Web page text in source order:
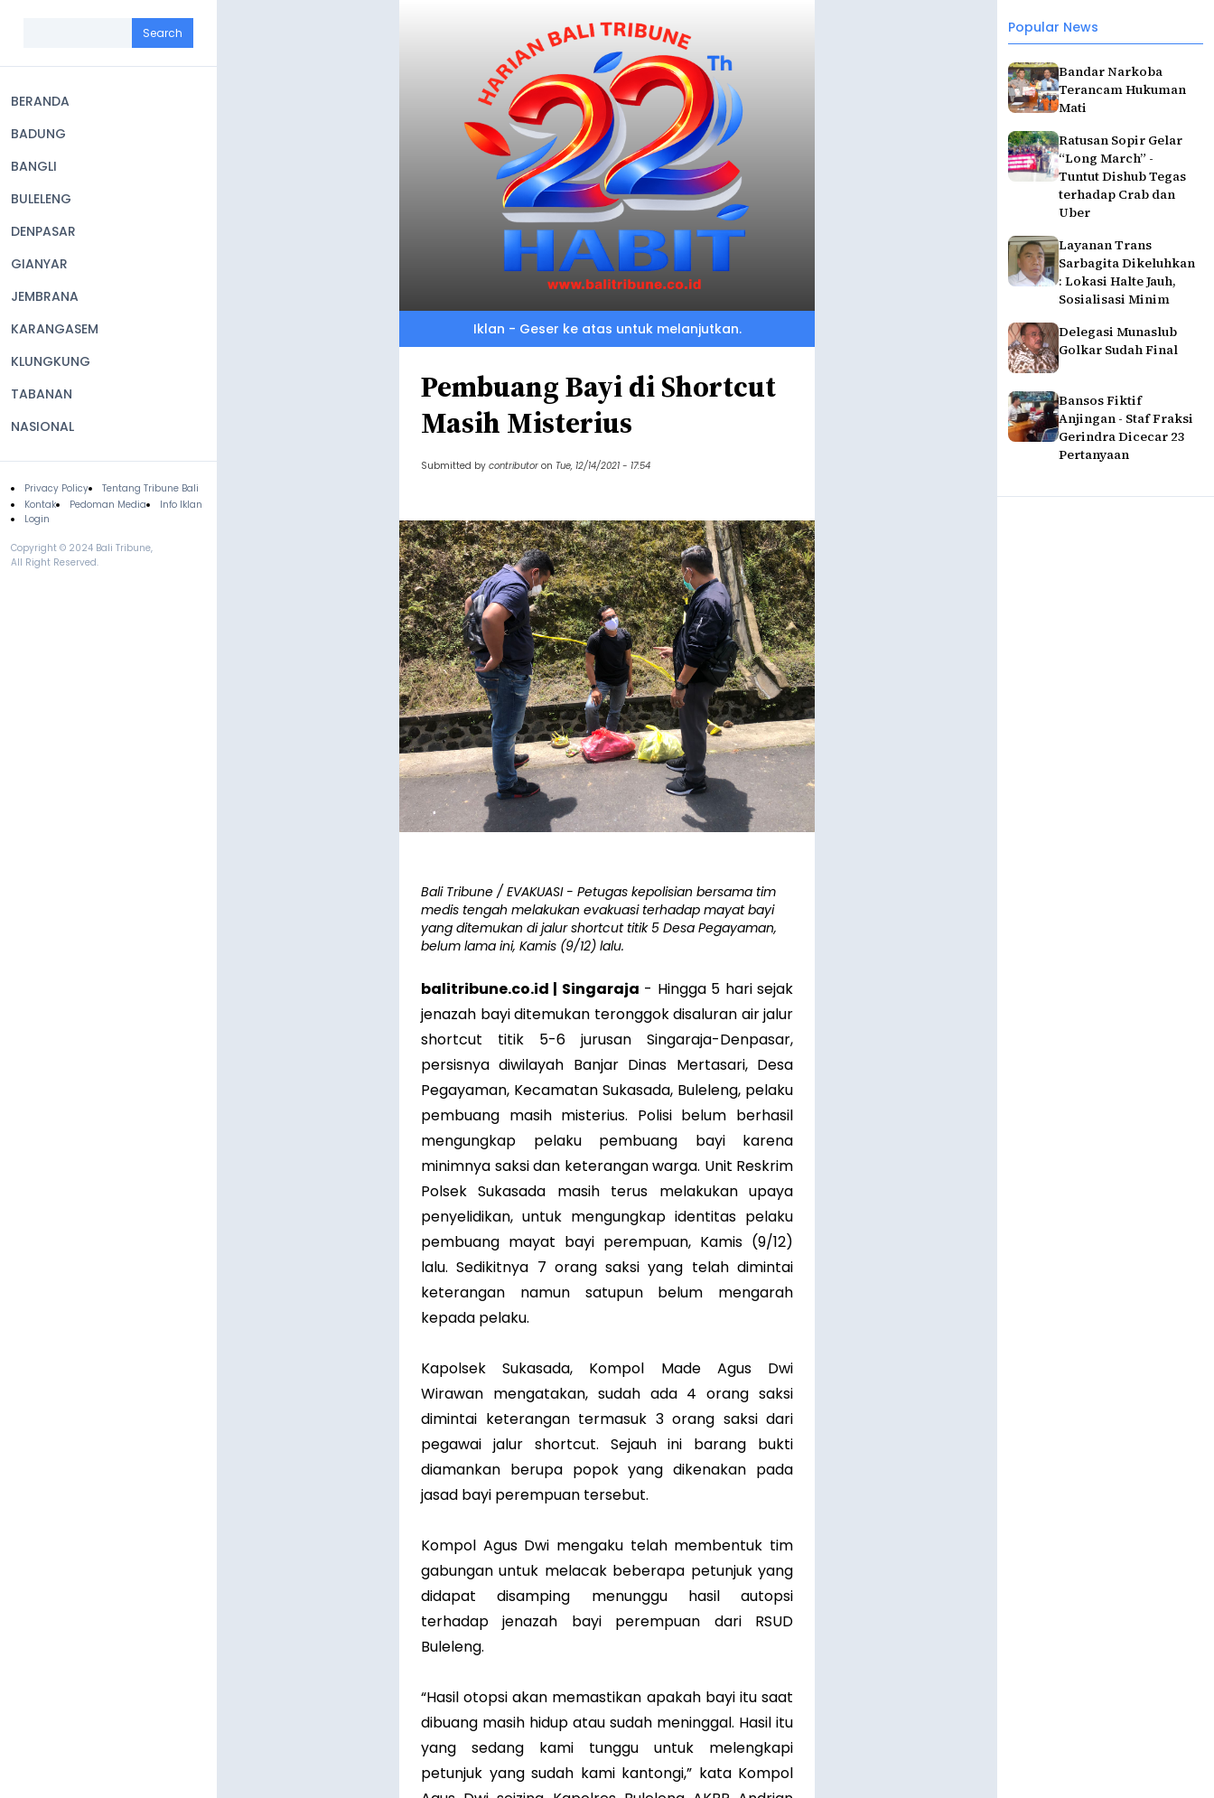
navigation
BERANDA
BADUNG
BANGLI
BULELENG
DENPASAR
GIANYAR
JEMBRANA
KARANGASEM
KLUNGKUNG
TABANAN
NASIONAL
Footer
Privacy Policy
Tentang Tribune Bali
Kontak
Pedoman Media
Info Iklan
Login
Copyright © 2024 Bali Tribune,
All Right Reserved.
Popular News
Bandar Narkoba
Terancam Hukuman
Mati
Ratusan Sopir Gelar
“Long March” -
Tuntut Dishub Tegas
terhadap Crab dan
Uber
Layanan Trans
Sarbagita Dikeluhkan
: Lokasi Halte Jauh,
Sosialisasi Minim
Delegasi Munaslub
Golkar Sudah Final
Bansos Fiktif
Anjingan - Staf Fraksi
Gerindra Dicecar 23
Pertanyaan
Iklan - Geser ke atas untuk melanjutkan.
Pembuang Bayi di Shortcut
Masih Misterius
Submitted by contributor on Tue, 12/14/2021 - 17:54
Bali Tribune / EVAKUASI - Petugas kepolisian bersama tim
medis tengah melakukan evakuasi terhadap mayat bayi
yang ditemukan di jalur shortcut titik 5 Desa Pegayaman,
belum lama ini, Kamis (9/12) lalu.
balitribune.co.id | Singaraja - Hingga 5 hari sejak
jenazah bayi ditemukan teronggok disaluran air jalur
shortcut titik 5-6 jurusan Singaraja-Denpasar,
persisnya diwilayah Banjar Dinas Mertasari, Desa
Pegayaman, Kecamatan Sukasada, Buleleng, pelaku
pembuang masih misterius. Polisi belum berhasil
mengungkap pelaku pembuang bayi karena
minimnya saksi dan keterangan warga. Unit Reskrim
Polsek Sukasada masih terus melakukan upaya
penyelidikan, untuk mengungkap identitas pelaku
pembuang mayat bayi perempuan, Kamis (9/12)
lalu. Sedikitnya 7 orang saksi yang telah dimintai
keterangan namun satupun belum mengarah
kepada pelaku.
Kapolsek Sukasada, Kompol Made Agus Dwi
Wirawan mengatakan, sudah ada 4 orang saksi
dimintai keterangan termasuk 3 orang saksi dari
pegawai jalur shortcut. Sejauh ini barang bukti
diamankan berupa popok yang dikenakan pada
jasad bayi perempuan tersebut.
Kompol Agus Dwi mengaku telah membentuk tim
gabungan untuk melacak beberapa petunjuk yang
didapat disamping menunggu hasil autopsi
terhadap jenazah bayi perempuan dari RSUD
Buleleng.
“Hasil otopsi akan memastikan apakah bayi itu saat
dibuang masih hidup atau sudah meninggal. Hasil itu
yang sedang kami tunggu untuk melengkapi
petunjuk yang sudah kami kantongi,” kata Kompol